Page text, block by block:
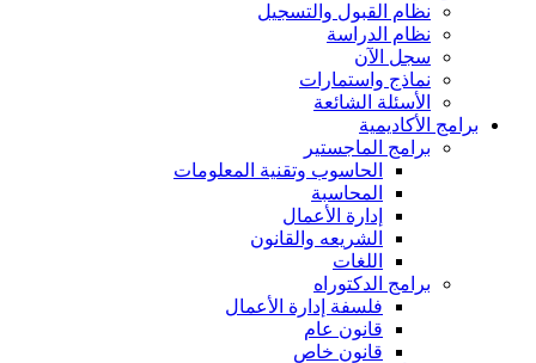
نظام القبول والتسجيل
نظام الدراسة
سجل الآن
نماذج واستمارات
الأسئلة الشائعة
برامج الأكاديمية
برامج الماجستير
الحاسوب وتقنية المعلومات
المحاسبة
إدارة الأعمال
الشريعه والقانون
اللغات
برامج الدكتوراه
فلسفة إدارة الأعمال
قانون عام
قانون خاص